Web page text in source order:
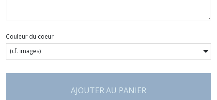
Couleur du coeur
AJOUTER AU PANIER